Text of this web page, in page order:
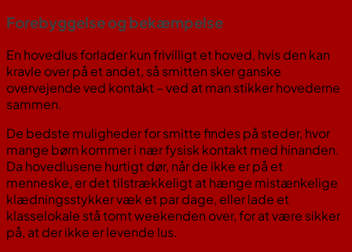
Forebyggelse og bekæmpelse
En hovedlus forlader kun frivilligt et hoved, hvis den kan
kravle over på et andet, så smitten sker ganske
overvejende ved kontakt – ved at man stikker hovederne
sammen.
De bedste muligheder for smitte findes på steder, hvor
mange børn kommer i nær fysisk kontakt med hinanden.
Da hovedlusene hurtigt dør, når de ikke er på et
menneske, er det tilstrækkeligt at hænge mistænkelige
klædningsstykker væk et par dage, eller lade et
klasselokale stå tomt weekenden over, for at være sikker
på, at der ikke er levende lus.